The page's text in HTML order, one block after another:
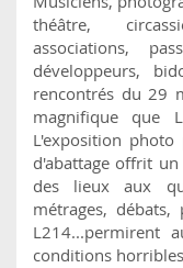
théâtre,
associations,
développeurs,
rencontrés du 29
magnifique que
L'exposition photo
d'abattage offrit
des lieux aux
métrages,
L214...permirent
conditions